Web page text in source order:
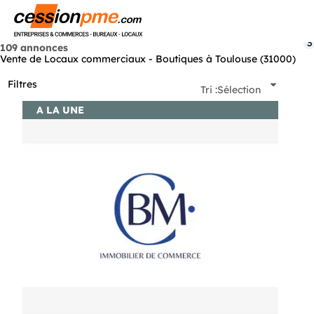
109 annonces
Vente de Locaux commerciaux - Boutiques à Toulouse (31000)
Filtres
3
Tri :Sélection
A LA UNE